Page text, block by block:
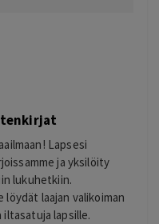
Lapsesi
ja yksilöity
lukuhetkiin.
laajan valikoiman
lapsille.